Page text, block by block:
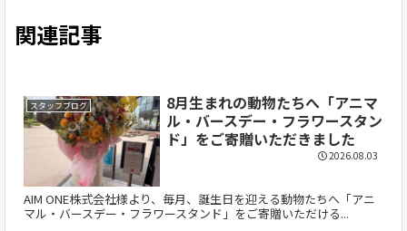
関連記事
スタッフブログ
8月生まれの動物たちへ「アニマ
ル・バースデー・フラワースタン
ド」をご寄贈いただきました
AIM ONE株式会社様より、毎月、誕生日を迎える動物たちへ「アニ
マル・バースデー・フラワースタンド」をご寄贈いただける...
2026.08.03